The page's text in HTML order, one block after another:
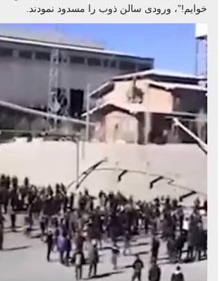
خوایم!”، ورودی سالن ذوب را مسدود نمودند.